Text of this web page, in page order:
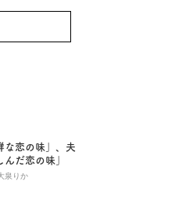
な恋の味」、夫
んだ恋の味」
泉りか